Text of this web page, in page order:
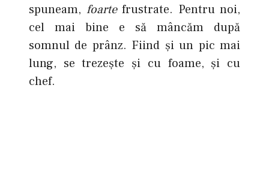
spuneam, foartefrustrate. Pentru noi,
cel mai bine e să mâncăm după
somnul de prânz. Fiind şi un pic mai
lung, se trezeşte şi cu foame, şi cu
chef.